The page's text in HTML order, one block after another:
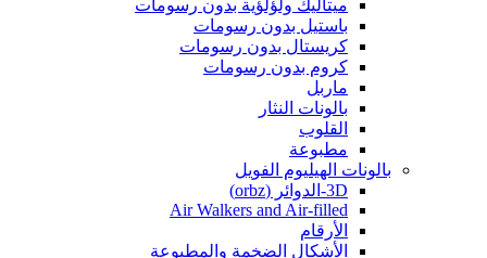
ميتاليك ولؤلؤية بدون رسومات
باستيل بدون رسومات
كريستال بدون رسومات
كروم بدون رسومات
ماربل
بالونات النثار
القلوب
مطبوعة
بالونات الهيليوم الفويل
3D-الدوائر (orbz)
Air Walkers and Air-filled
الأرقام
الأشكال الضخمة والمطبوعة